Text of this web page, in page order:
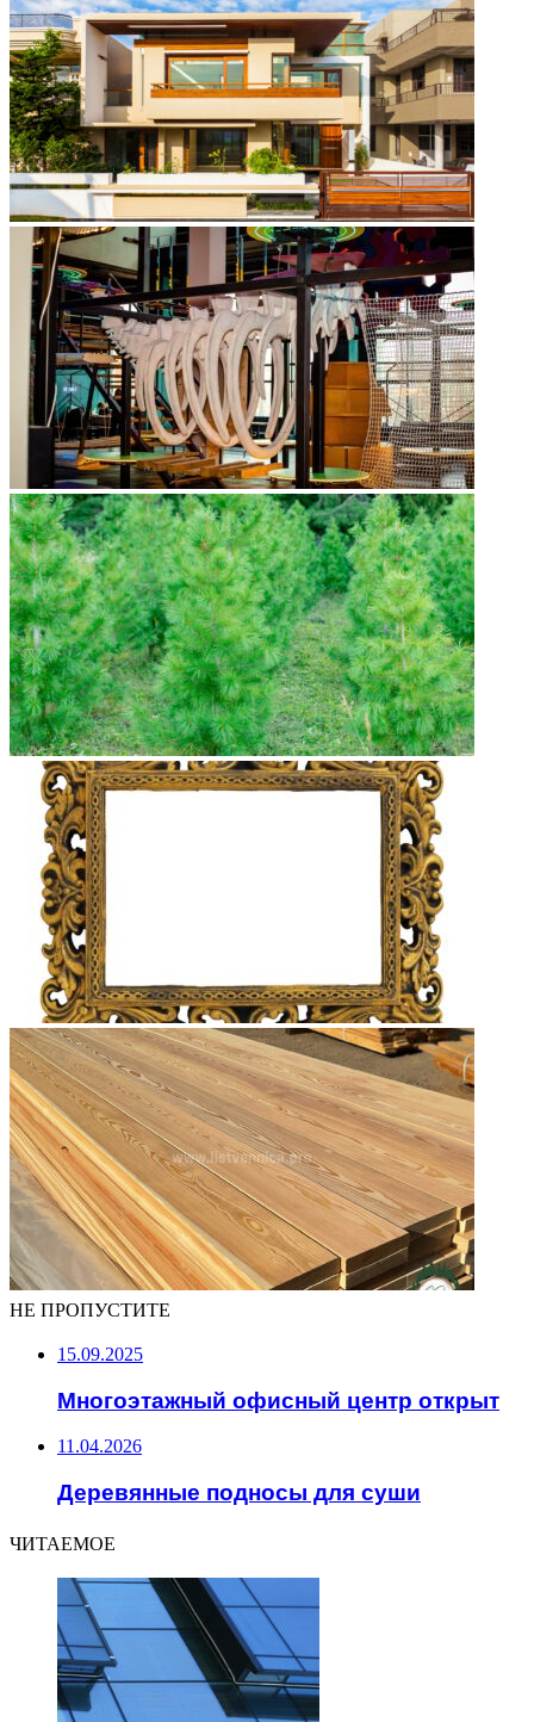
НЕ ПРОПУСТИТЕ
15.09.2025
Многоэтажный офисный центр открыт
11.04.2026
Деревянные подносы для суши
ЧИТАЕМОЕ